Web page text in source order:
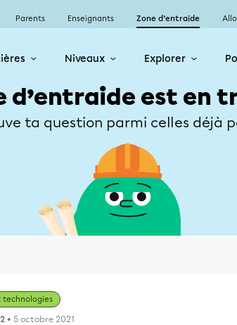
Parents Enseignants Zone d’entraide
Niveaux Explorer
d’entraide est en
ta question parmi celles déjà
technologies
• 5 octobre 2021